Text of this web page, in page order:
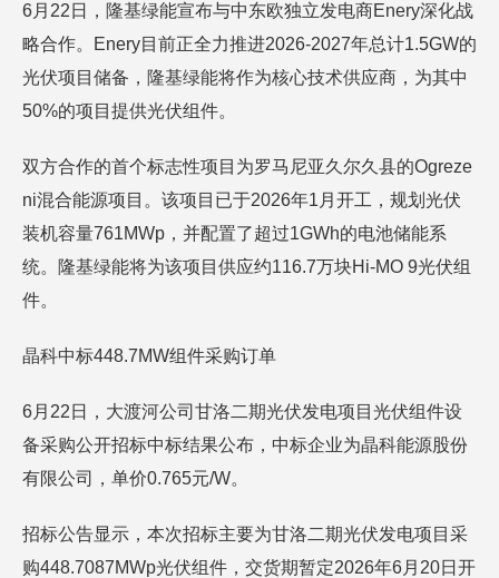
6月22日，隆基绿能宣布与中东欧独立发电商Enery深化战
略合作。Enery目前正全力推进2026-2027年总计1.5GW的
光伏项目储备，隆基绿能将作为核心技术供应商，为其中
50%的项目提供光伏组件。
双方合作的首个标志性项目为罗马尼亚久尔久县的Ogreze
ni混合能源项目。该项目已于2026年1月开工，规划光伏
装机容量761MWp，并配置了超过1GWh的电池储能系
统。隆基绿能将为该项目供应约116.7万块Hi-MO 9光伏组
件。
晶科中标448.7MW组件采购订单
6月22日，大渡河公司甘洛二期光伏发电项目光伏组件设
备采购公开招标中标结果公布，中标企业为晶科能源股份
有限公司，单价0.765元/W。
招标公告显示，本次招标主要为甘洛二期光伏发电项目采
购448.7087MWp光伏组件，交货期暂定2026年6月20日开